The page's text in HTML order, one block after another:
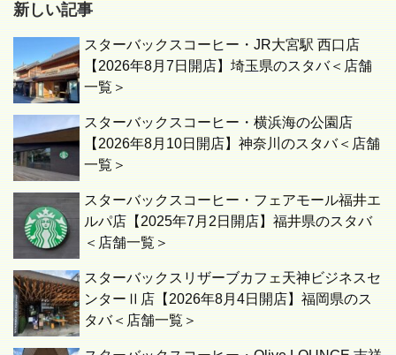
新しい記事
スターバックスコーヒー・JR大宮駅 西口店
【2026年8月7日開店】埼玉県のスタバ＜店舗
一覧＞
スターバックスコーヒー・横浜海の公園店
【2026年8月10日開店】神奈川のスタバ＜店舗
一覧＞
スターバックスコーヒー・フェアモール福井エ
ルパ店【2025年7月2日開店】福井県のスタバ
＜店舗一覧＞
スターバックスリザーブカフェ天神ビジネスセ
ンターⅡ店【2026年8月4日開店】福岡県のス
タバ＜店舗一覧＞